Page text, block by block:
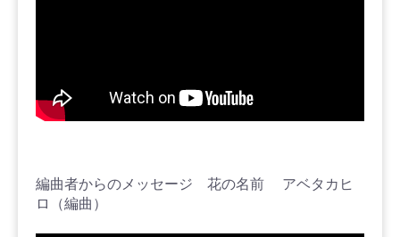
編曲者からのメッセージ 花の名前 アベタカヒ
ロ（編曲）